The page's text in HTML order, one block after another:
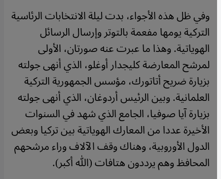
وفي ظل هذه الأجواء، بدت ليلة الانتخابات الرئاسية
التركية يومها مفعمة بالتوتر وإرسال الرسائل
الهوياتية. وهذا ما عبرت عنه صورتان، الأولى
لمرشح المعارضة كليجدار أوغلو، الذي أنهى جولته
بزيارة ضريح أتاتورك، مؤسس الجمهورية التركية
العلمانية. وبين الرئيس أردوغان، الذي أنهى جولته
بزيارة آيا صوفيا، الجامع الذي شهد في السنوات
الأخيرة عددا من المعارك الهوياتية بين تركيا وبعض
الدول الأوروبية، وهناك وقف الآلاف وراء مرشحهم
المحافظ وهم يرددون هتافات (الله أكبر).